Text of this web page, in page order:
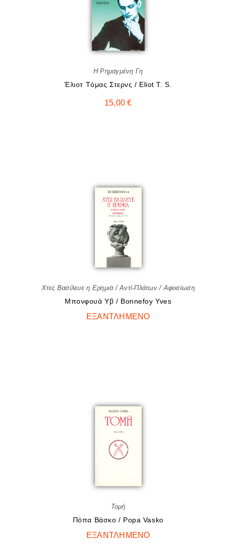
Η Ρημαγμένη Γη
Έλιοτ Tόμας Στερνς / Eliot T. S.
15,00€
Χτες Βασίλευε η Ερημιά / Αντί-Πλάτων / Αφοσίωση
Μπονφουά Υβ / Bonnefoy Yves
ΕΞΑΝΤΛΗΜΈΝΟ
Τομή
Πόπα Bάσκο / Popa Vasko
ΕΞΑΝΤΛΗΜΈΝΟ